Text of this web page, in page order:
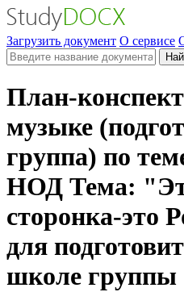
Загрузить документ О сервисе
План-
музыке
группа) по
НОД Тема:
сторонка-это
для
школе группы